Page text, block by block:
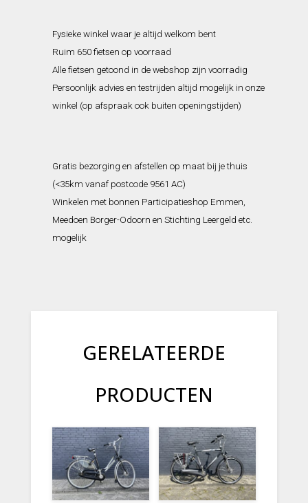
Fysieke winkel waar je altijd welkom bent
Ruim 650 fietsen op voorraad
Alle fietsen getoond in de webshop zijn voorradig
Persoonlijk advies en testrijden altijd mogelijk in onze
winkel (op afspraak ook buiten openingstijden)
Gratis bezorging en afstellen op maat bij je thuis
(<35km vanaf postcode 9561 AC)
Winkelen met bonnen Participatieshop Emmen,
Meedoen Borger-Odoorn en Stichting Leergeld etc.
mogelijk
GERELATEERDE
PRODUCTEN